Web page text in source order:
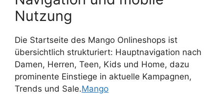
Nutzung
Die Startseite des Mango Onlineshops ist
übersichtlich strukturiert: Hauptnavigation nach
Damen, Herren, Teen, Kids und Home, dazu
prominente Einstiege in aktuelle Kampagnen,
Trends und Sale.Mango